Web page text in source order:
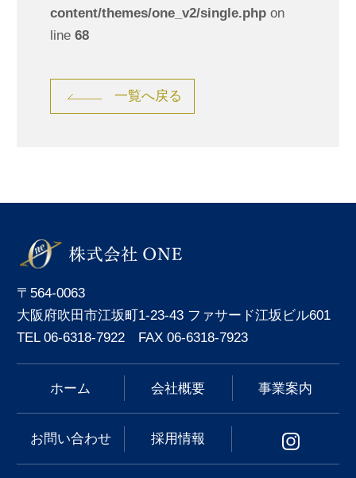
content/themes/one_v2/single.phpon
line 68
一覧へ戻る
〒564-0063
大阪府吹田市江坂町1-23-43 ファサード江坂ビル601
TEL 06-6318-7922 FAX 06-6318-7923
ホーム 会社概要 事業案内
お問い合わせ 採用情報